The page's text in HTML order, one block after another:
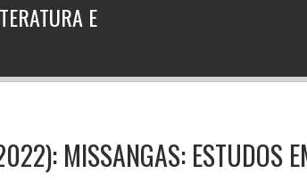
E
MISSANGAS: ESTUDOS